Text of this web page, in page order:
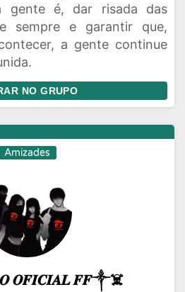
gente é, dar risada das
sempre e garantir que,
a gente continue
NO GRUPO
Amizades
𝑶𝑭𝑰𝑪𝑰𝑨𝑳 𝑭𝑭༒☠️